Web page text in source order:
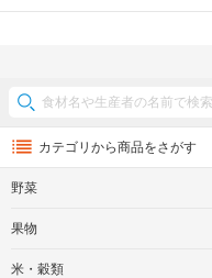
カテゴリから商品をさがす
野菜
果物
米・穀類